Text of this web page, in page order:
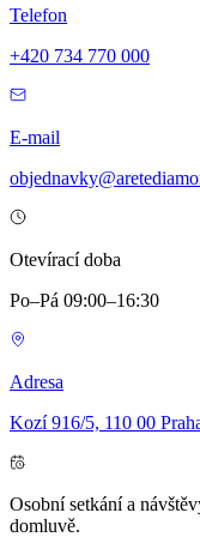
Telefon
+420 734 770 000
E-mail
Otevírací doba
Po–Pá 09:00–16:30
Adresa
Kozí 916/5, 110 00
Osobní setkání a
domluvě.